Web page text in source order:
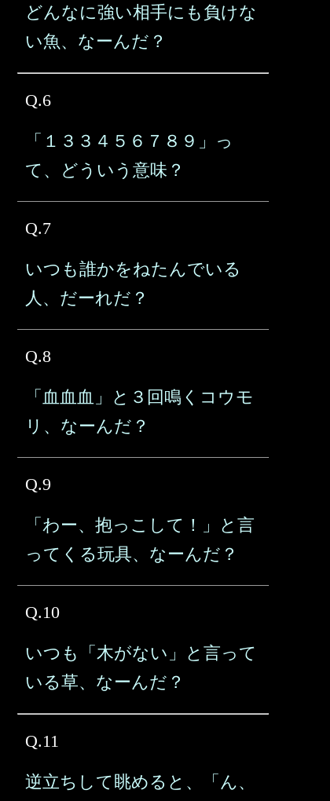
どんなに強い相手にも負けな
い魚、なーんだ？
Q.6
「１３３４５６７８９」っ
て、どういう意味？
Q.7
いつも誰かをねたんでいる
人、だーれだ？
Q.8
「血血血」と３回鳴くコウモ
リ、なーんだ？
Q.9
「わー、抱っこして！」と言
ってくる玩具、なーんだ？
Q.10
いつも「木がない」と言って
いる草、なーんだ？
Q.11
逆立ちして眺めると、「ん、